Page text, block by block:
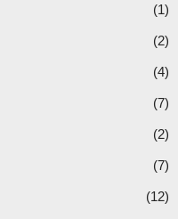
(1)
(2)
(4)
(7)
(2)
(7)
(12)